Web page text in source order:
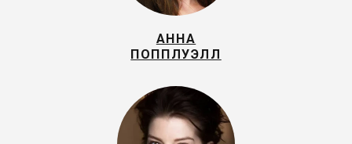
АННА
ПОППЛУЭЛЛ